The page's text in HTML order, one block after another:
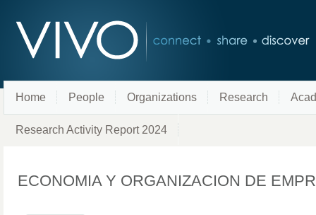
Home People Organizations Research
Research Activity Report 2024
ECONOMIA Y ORGANIZACION DE